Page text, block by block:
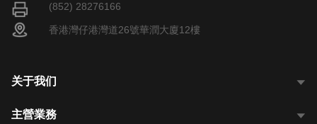
(852) 28276166
香港灣仔港灣道26號華潤大廈12樓
关于我们
主營業務